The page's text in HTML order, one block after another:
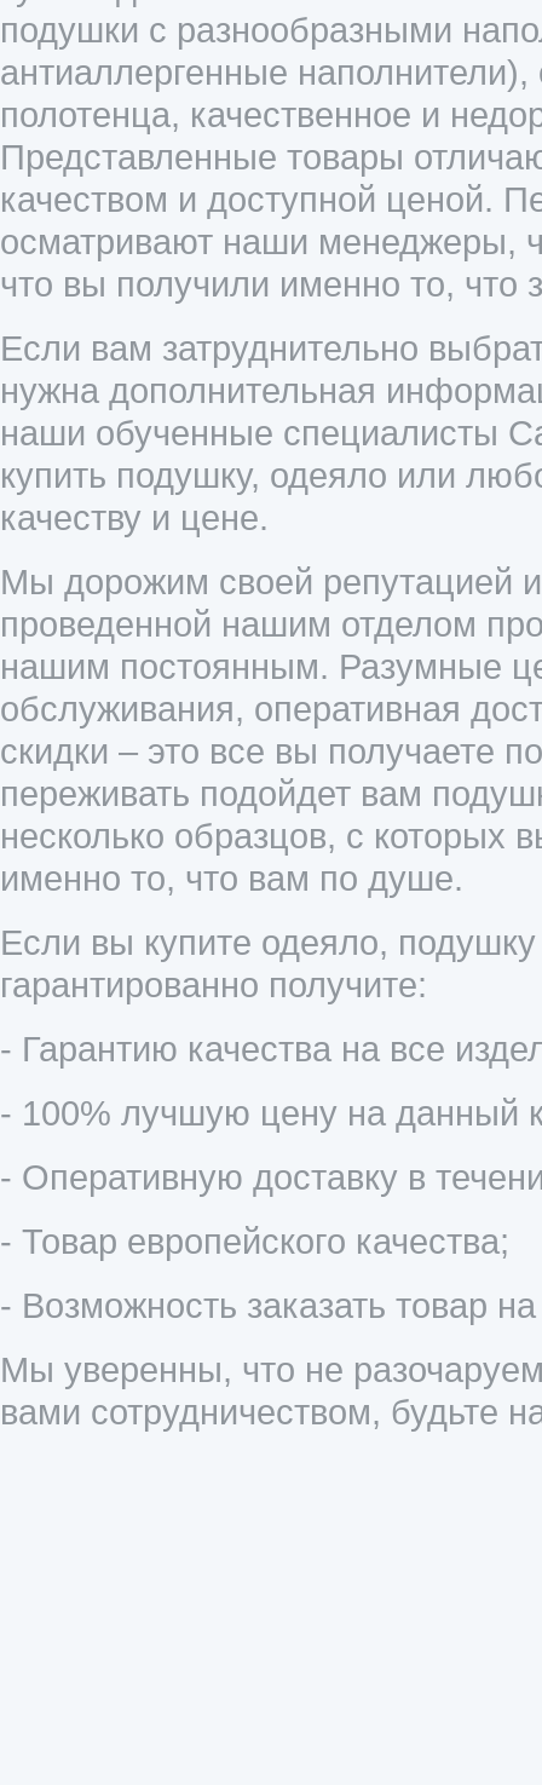
подушки с разнообразными
антиаллергенные
полотенца, качественное и
Представленные товары
качеством и доступной ценой.
осматривают наши менеджеры,
что вы получили именно то, что
Если вам затруднительно
нужна дополнительная
наши обученные специалисты
купить подушку, одеяло или
качеству и цене.
Мы дорожим своей репутацией
проведенной нашим отделом
нашим постоянным. Разумные
обслуживания, оперативная
скидки – это все вы получаете
переживать подойдет вам
несколько образцов, с которых
именно то, что вам по душе.
Если вы купите одеяло,
гарантированно получите:
- Гарантию качества на все
- 100% лучшую цену на данный
- Оперативную доставку в
- Товар европейского качества;
- Возможность заказать товар
Мы уверенны, что не
вами сотрудничеством, будьте